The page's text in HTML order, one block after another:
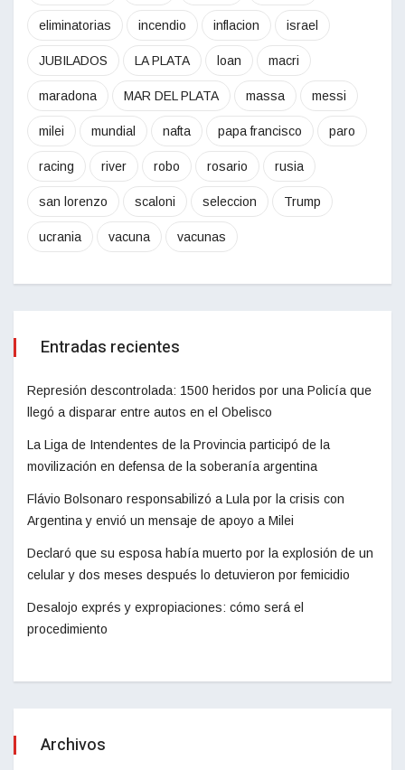
eliminatorias incendio inflacion israel
JUBILADOS LA PLATA loan macri
maradona MAR DEL PLATA massa messi
milei mundial nafta papa francisco paro
racing river robo rosario rusia
san lorenzo scaloni seleccion Trump
ucrania vacuna vacunas
Entradas recientes
Represión descontrolada: 1500 heridos por una Policía que
llegó a disparar entre autos en el Obelisco
La Liga de Intendentes de la Provincia participó de la
movilización en defensa de la soberanía argentina
Flávio Bolsonaro responsabilizó a Lula por la crisis con
Argentina y envió un mensaje de apoyo a Milei
Declaró que su esposa había muerto por la explosión de un
celular y dos meses después lo detuvieron por femicidio
Desalojo exprés y expropiaciones: cómo será el
procedimiento
Archivos